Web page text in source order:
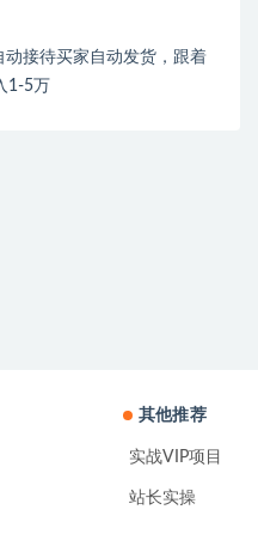
动接待买家自动发货，跟着
1-5万
其他推荐
实战VIP项目
站长实操